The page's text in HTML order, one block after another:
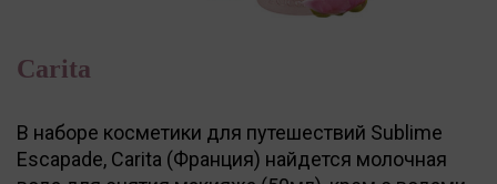
Carita
В наборе косметики для путешествий Sublime
Escapade, Carita (Франция) найдется молочная